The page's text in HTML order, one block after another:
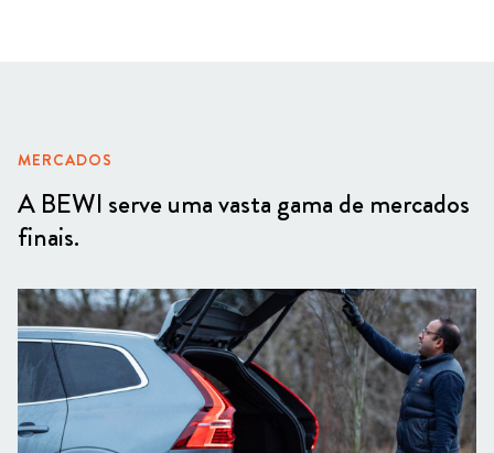
MERCADOS
A BEWI serve uma vasta gama de mercados
finais.